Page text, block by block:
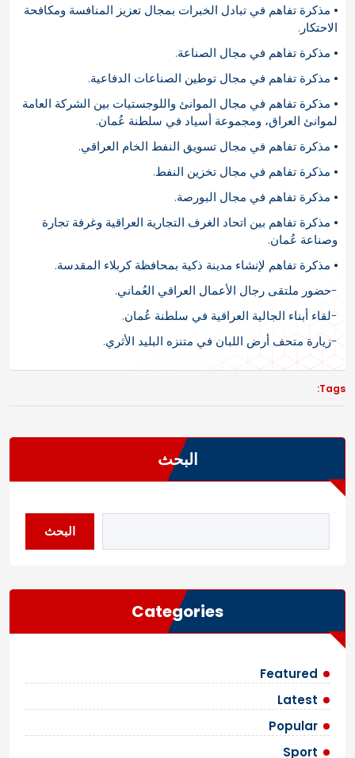
⦁ مذكرة تفاهم في تبادل الخبرات بمجال تعزيز المنافسة ومكافحة
الاحتكار.
⦁ مذكرة تفاهم في مجال الصناعة.
⦁ مذكرة تفاهم في مجال توطين الصناعات الدفاعية.
⦁ مذكرة تفاهم في مجال الموانئ واللوجستيات بين الشركة العامة
لموانئ العراق، ومجموعة أسياد في سلطنة عُمان.
⦁ مذكرة تفاهم في مجال تسويق النفط الخام العراقي.
⦁ مذكرة تفاهم في مجال تخزين النفط.
⦁ مذكرة تفاهم في مجال البورصة.
⦁ مذكرة تفاهم بين اتحاد الغرف التجارية العراقية وغرفة تجارة
وصناعة عُمان.
⦁ مذكرة تفاهم لإنشاء مدينة ذكية بمحافظة كربلاء المقدسة.
-حضور ملتقى رجال الأعمال العراقي العُماني.
-لقاء أبناء الجالية العراقية في سلطنة عُمان.
-زيارة متحف أرض اللبان في متنزه البليد الأثري.
Tags:
البحث
البحث
Categories
Featured
Latest
Popular
Sport